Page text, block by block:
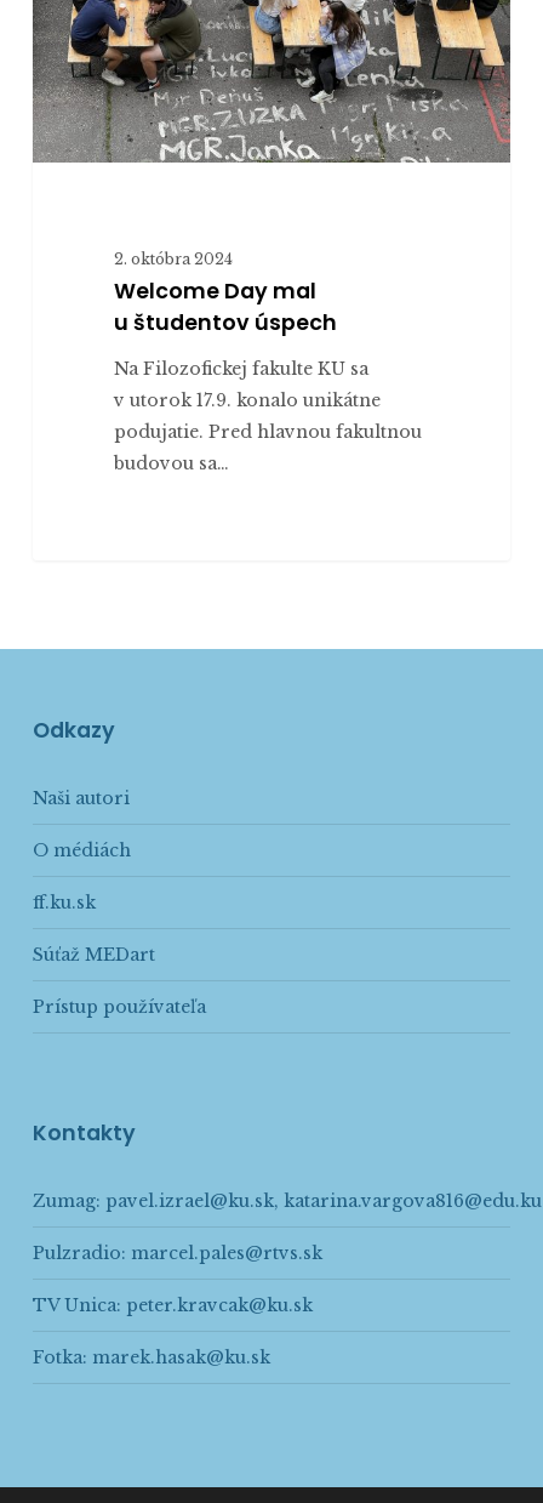
2. októbra 2024
Welcome Day mal
u študentov úspech
Na Filozofickej fakulte KU sa
v utorok 17.9. konalo unikátne
podujatie. Pred hlavnou fakultnou
budovou sa…
Odkazy
Naši autori
O médiách
ff.ku.sk
Súťaž MEDart
Prístup používateľa
Kontakty
Zumag: pavel.izrael@ku.sk,
Pulzradio: marcel.pales@rtvs.sk
TV Unica: peter.kravcak@ku.sk
Fotka: marek.hasak@ku.sk